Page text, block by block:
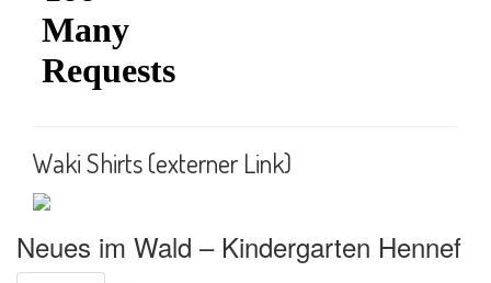
Waki Shirts (externer Link)
Neues im Wald – Kindergarten Hennef